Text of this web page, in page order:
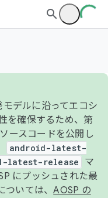
デルに沿ってエコシ
を確保するため、第
ースコードを公開し
android-latest-
latest-release
マ
にプッシュされた最
ついては、AOSP の